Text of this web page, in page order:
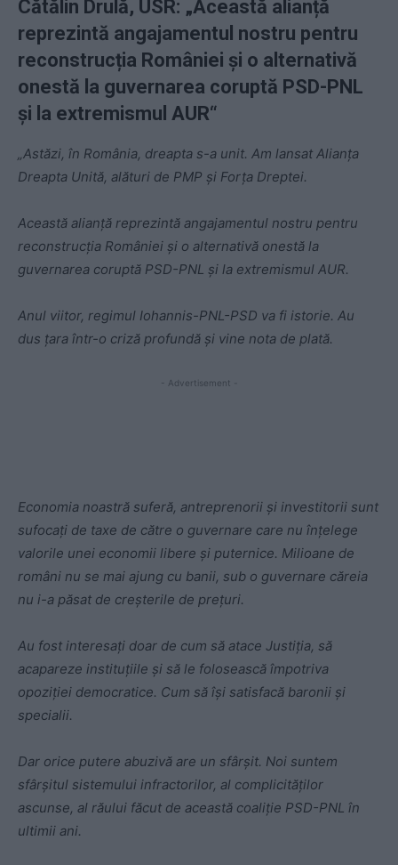
Cătălin Drulă, USR: „Această alianță
reprezintă angajamentul nostru pentru
reconstrucția României și o alternativă
onestă la guvernarea coruptă PSD-PNL
și la extremismul AUR“
„Astăzi, în România, dreapta s-a unit. Am lansat Alianța
Dreapta Unită, alături de PMP și Forța Dreptei.
Această alianță reprezintă angajamentul nostru pentru
reconstrucția României și o alternativă onestă la
guvernarea coruptă PSD-PNL și la extremismul AUR.
Anul viitor, regimul Iohannis-PNL-PSD va fi istorie. Au
dus țara într-o criză profundă și vine nota de plată.
- Advertisement -
Economia noastră suferă, antreprenorii și investitorii sunt
sufocați de taxe de către o guvernare care nu înțelege
valorile unei economii libere și puternice. Milioane de
români nu se mai ajung cu banii, sub o guvernare căreia
nu i-a păsat de creșterile de prețuri.
Au fost interesați doar de cum să atace Justiția, să
acapareze instituțiile și să le folosească împotriva
opoziției democratice. Cum să își satisfacă baronii și
specialii.
Dar orice putere abuzivă are un sfârșit. Noi suntem
sfârșitul sistemului infractorilor, al complicităților
ascunse, al răului făcut de această coaliție PSD-PNL în
ultimii ani.